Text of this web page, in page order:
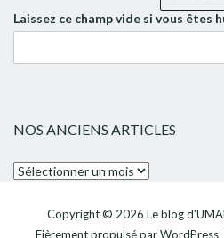
Laissez ce champ vide si vous êtes
NOS ANCIENS ARTICLES
Nos
articlesCopyright © 2026 Le blog
Fièrement propulsé parWordPress.